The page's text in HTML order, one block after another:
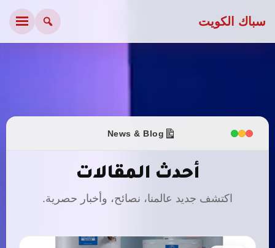
سباك الكويت
News & Blog
أحدث المقالات
اكتشف جديد عالمنا، نصائح، وأخبار حصرية.